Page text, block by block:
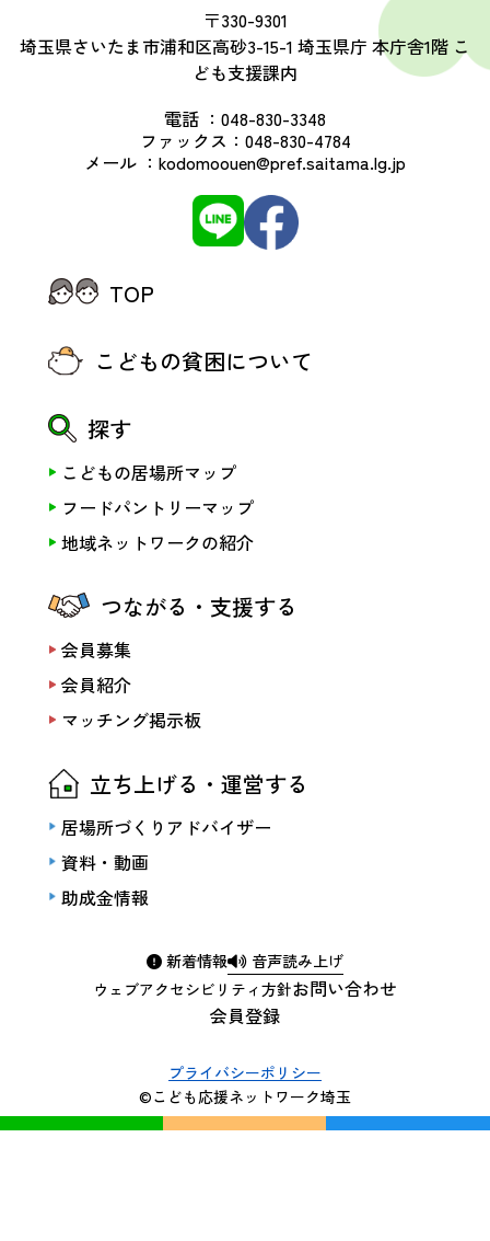
〒330-9301
埼玉県さいたま市浦和区高砂3-15-1 埼玉県庁 本庁舎1階 こ
ども支援課内
電話 ： 048-830-3348
ファックス： 048-830-4784
メール ： kodomoouen@pref.saitama.lg.jp
新着情報 音声読み上げ
会員登録
お問い合わせ
ウェブアクセシビリティ方針
TOP
こどもの貧困について
探す
こどもの居場所マップ
フードパントリーマップ
地域ネットワークの紹介
つながる・支援する
会員募集
会員紹介
マッチング掲示板
立ち上げる・運営する
居場所づくりアドバイザー
資料・動画
助成金情報
プライバシーポリシー
©こども応援ネットワーク埼玉